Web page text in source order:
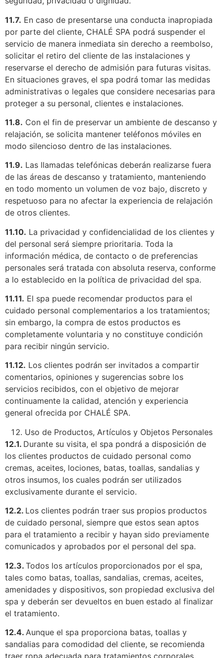
11.7. En caso de presentarse una conducta inapropiada
por parte del cliente, CHALÉ SPA podrá suspender el
servicio de manera inmediata sin derecho a reembolso,
solicitar el retiro del cliente de las instalaciones y
reservarse el derecho de admisión para futuras visitas.
En situaciones graves, el spa podrá tomar las medidas
administrativas o legales que considere necesarias para
proteger a su personal, clientes e instalaciones.
11.8. Con el fin de preservar un ambiente de descanso y
relajación, se solicita mantener teléfonos móviles en
modo silencioso dentro de las instalaciones.
11.9. Las llamadas telefónicas deberán realizarse fuera
de las áreas de descanso y tratamiento, manteniendo
en todo momento un volumen de voz bajo, discreto y
respetuoso para no afectar la experiencia de relajación
de otros clientes.
11.10. La privacidad y confidencialidad de los clientes y
del personal será siempre prioritaria. Toda la
información médica, de contacto o de preferencias
personales será tratada con absoluta reserva, conforme
a lo establecido en la política de privacidad del spa.
11.11. El spa puede recomendar productos para el
cuidado personal complementarios a los tratamientos;
sin embargo, la compra de estos productos es
completamente voluntaria y no constituye condición
para recibir ningún servicio.
11.12. Los clientes podrán ser invitados a compartir
comentarios, opiniones y sugerencias sobre los
servicios recibidos, con el objetivo de mejorar
continuamente la calidad, atención y experiencia
general ofrecida por CHALÉ SPA.
Uso de Productos, Artículos y Objetos Personales
12.1. Durante su visita, el spa pondrá a disposición de
los clientes productos de cuidado personal como
cremas, aceites, lociones, batas, toallas, sandalias y
otros insumos, los cuales podrán ser utilizados
exclusivamente durante el servicio.
12.2. Los clientes podrán traer sus propios productos
de cuidado personal, siempre que estos sean aptos
para el tratamiento a recibir y hayan sido previamente
comunicados y aprobados por el personal del spa.
12.3. Todos los artículos proporcionados por el spa,
tales como batas, toallas, sandalias, cremas, aceites,
amenidades y dispositivos, son propiedad exclusiva del
spa y deberán ser devueltos en buen estado al finalizar
el tratamiento.
12.4. Aunque el spa proporciona batas, toallas y
sandalias para comodidad del cliente, se recomienda